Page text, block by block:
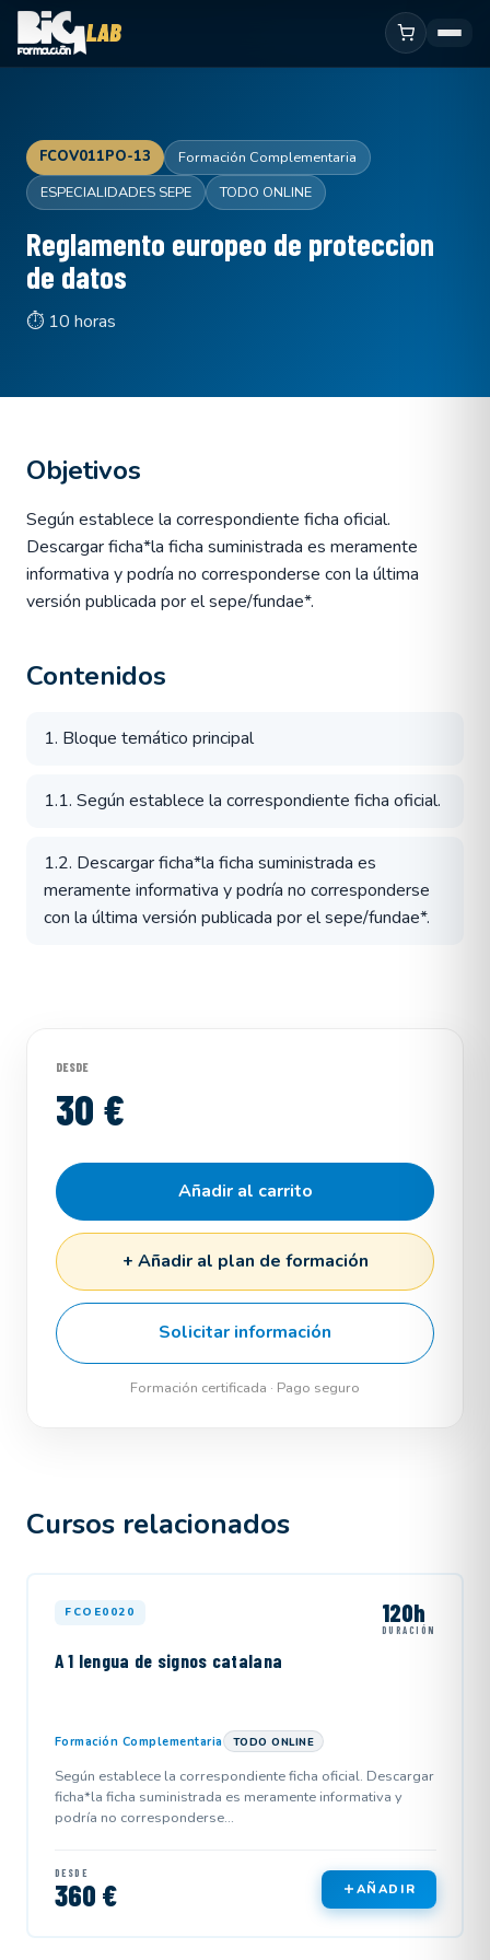
FCOV011PO-13
Formación Complementaria
ESPECIALIDADES SEPE
TODO ONLINE
Reglamento europeo de proteccion
de datos
⏱ 10 horas
Objetivos
Según establece la correspondiente ficha oficial.
Descargar ficha*la ficha suministrada es meramente
informativa y podría no corresponderse con la última
versión publicada por el sepe/fundae*.
Contenidos
1. Bloque temático principal
1.1. Según establece la correspondiente ficha oficial.
1.2. Descargar ficha*la ficha suministrada es
meramente informativa y podría no corresponderse
con la última versión publicada por el sepe/fundae*.
DESDE
30 €
Añadir al carrito
+ Añadir al plan de formación
Solicitar información
Formación certificada · Pago seguro
Cursos relacionados
FCOE0020 120h
DURACIÓN
A 1 lengua de signos catalana
Formación Complementaria TODO ONLINE
Según establece la correspondiente ficha oficial. Descargar
ficha*la ficha suministrada es meramente informativa y
podría no corresponderse...
DESDE
360 € AÑADIR